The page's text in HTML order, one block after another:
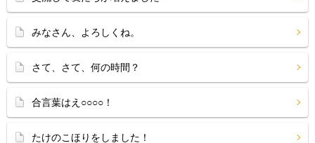
みなさん、よろしくね。
さて、さて、何の時間？
合言葉はえ○○○○！
たけのこほりをしました！